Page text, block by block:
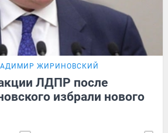
ЖИРИНОВСКИЙ
ЛДПР после
избрали нового